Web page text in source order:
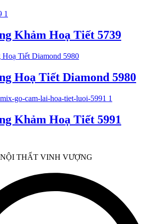
Khảm Hoạ Tiết 5739
Hoạ Tiết Diamond 5980
Khảm Hoạ Tiết 5991
THẤT VINH VƯỢNG